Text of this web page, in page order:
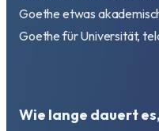
Goethe etwas
Goethe für Universität,
Wie lange dauert